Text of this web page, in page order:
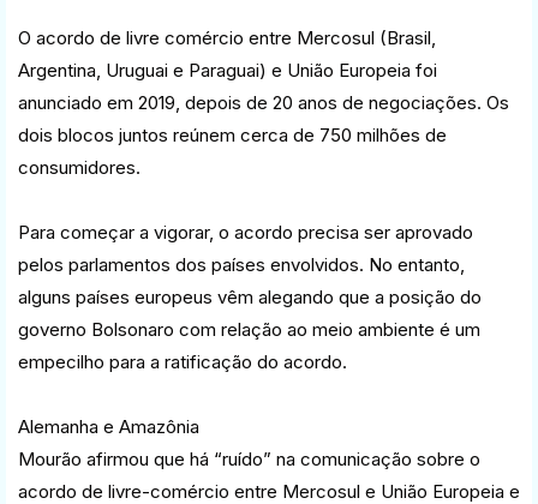
O acordo de livre comércio entre Mercosul (Brasil,
Argentina, Uruguai e Paraguai) e União Europeia foi
anunciado em 2019, depois de 20 anos de negociações. Os
dois blocos juntos reúnem cerca de 750 milhões de
consumidores.
Para começar a vigorar, o acordo precisa ser aprovado
pelos parlamentos dos países envolvidos. No entanto,
alguns países europeus vêm alegando que a posição do
governo Bolsonaro com relação ao meio ambiente é um
empecilho para a ratificação do acordo.
Alemanha e Amazônia
Mourão afirmou que há “ruído” na comunicação sobre o
acordo de livre-comércio entre Mercosul e União Europeia e